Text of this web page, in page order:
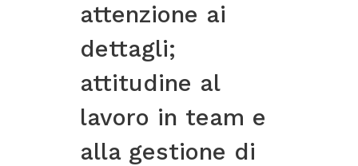
attenzione ai
dettagli;
attitudine al
lavoro in team e
alla gestione di